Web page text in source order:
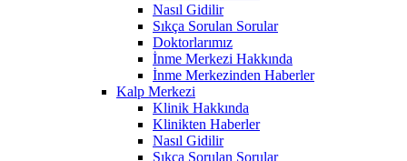
Nasıl Gidilir
Sıkça Sorulan Sorular
Doktorlarımız
İnme Merkezi Hakkında
İnme Merkezinden Haberler
Kalp Merkezi
Klinik Hakkında
Klinikten Haberler
Nasıl Gidilir
Sıkça Sorulan Sorular